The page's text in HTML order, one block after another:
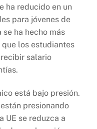
ha reducido en un
para jóvenes de
ha hecho más
los estudiantes
salario
está bajo presión.
presionando
UE se reduzca a